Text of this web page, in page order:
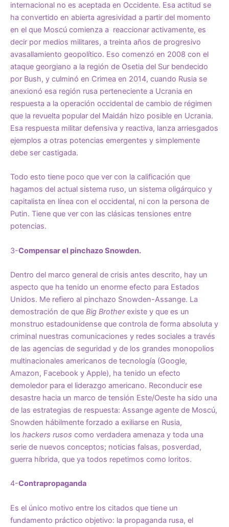
internacional no es aceptada en Occidente. Esa actitud se
ha convertido en abierta agresividad a partir del momento
en el que Moscú comienza a reaccionar activamente, es
decir por medios militares, a treinta años de progresivo
avasallamiento geopolítico. Eso comenzó en 2008 con el
ataque georgiano a la región de Osetia del Sur bendecido
por Bush, y culminó en Crimea en 2014, cuando Rusia se
anexionó esa región rusa perteneciente a Ucrania en
respuesta a la operación occidental de cambio de régimen
que la revuelta popular del Maidán hizo posible en Ucrania.
Esa respuesta militar defensiva y reactiva, lanza arriesgados
ejemplos a otras potencias emergentes y simplemente
debe ser castigada.
Todo esto tiene poco que ver con la calificación que
hagamos del actual sistema ruso, un sistema oligárquico y
capitalista en línea con el occidental, ni con la persona de
Putin. Tiene que ver con las clásicas tensiones entre
potencias.
3-Compensar el pinchazo Snowden.
Dentro del marco general de crisis antes descrito, hay un
aspecto que ha tenido un enorme efecto para Estados
Unidos. Me refiero al pinchazo Snowden-Assange. La
demostración de que Big Brotherexiste y que es un
monstruo estadounidense que controla de forma absoluta y
criminal nuestras comunicaciones y redes sociales a través
de las agencias de seguridad y de los grandes monopolios
multinacionales americanos de tecnología (Google,
Amazon, Facebook y Apple), ha tenido un efecto
demoledor para el liderazgo americano. Reconducir ese
desastre hacia un marco de tensión Este/Oeste ha sido una
de las estrategias de respuesta: Assange agente de Moscú,
Snowden hábilmente forzado a exiliarse en Rusia,
los hackers rusos como verdadera amenaza y toda una
serie de nuevos conceptos; noticias falsas, posverdad,
guerra híbrida, que ya todos repetimos como loritos.
4-Contrapropaganda
Es el único motivo entre los citados que tiene un
fundamento práctico objetivo: la propaganda rusa, el